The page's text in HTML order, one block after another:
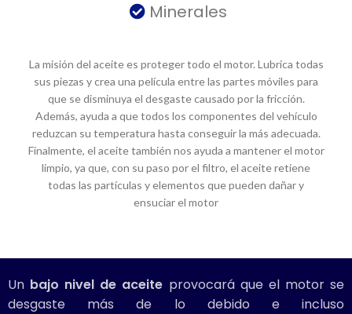
Minerales
La misión del aceite es proteger todo el motor. Lubrica todas
sus piezas y crea una película entre las partes móviles para
que se disminuya el desgaste causado por la fricción.
Además, ayuda a que todos los componentes del vehículo
reduzcan su temperatura hasta conseguir la más adecuada.
Finalmente, el aceite también nos ayuda a mantener el motor
limpio, ya que, con su paso por el filtro, el aceite retiene
todas las partículas y elementos que pueden dañar y
ensuciar el motor
Un bajo nivel de aceite provocará que el motor se
desgaste más de lo debido e incluso